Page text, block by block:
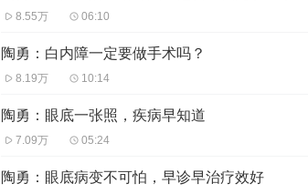
8.55万 06:10
陶勇：白内障一定要做手术吗？
8.19万 10:14
陶勇：眼底一张照，疾病早知道
7.09万 05:24
陶勇：眼底病变不可怕，早诊早治疗效好